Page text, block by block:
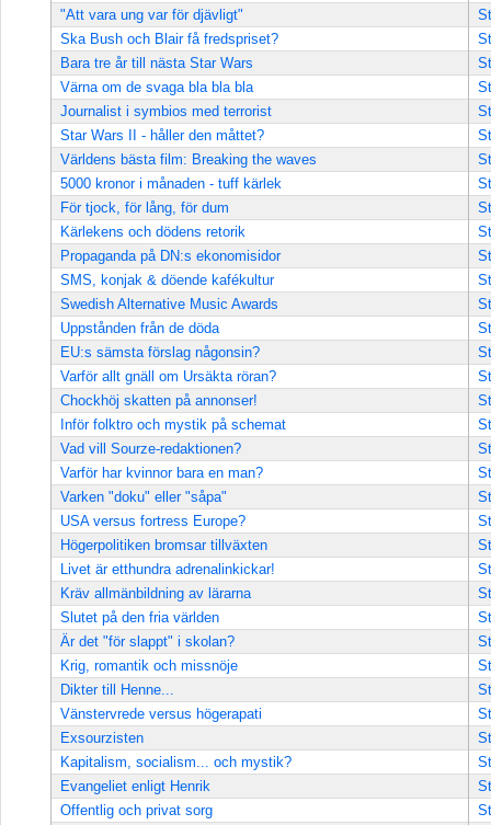
"Att vara ung var för djävligt"
Ska Bush och Blair få fredspriset?
Bara tre år till nästa Star Wars
Värna om de svaga bla bla bla
Journalist i symbios med terrorist
Star Wars II - håller den måttet?
Världens bästa film: Breaking the waves
5000 kronor i månaden - tuff kärlek
För tjock, för lång, för dum
Kärlekens och dödens retorik
Propaganda på DN:s ekonomisidor
SMS, konjak & döende kafékultur
Swedish Alternative Music Awards
Uppstånden från de döda
EU:s sämsta förslag någonsin?
Varför allt gnäll om Ursäkta röran?
Chockhöj skatten på annonser!
Inför folktro och mystik på schemat
Vad vill Sourze-redaktionen?
Varför har kvinnor bara en man?
Varken "doku" eller "såpa"
USA versus fortress Europe?
Högerpolitiken bromsar tillväxten
Livet är etthundra adrenalinkickar!
Kräv allmänbildning av lärarna
Slutet på den fria världen
Är det "för slappt" i skolan?
Krig, romantik och missnöje
Dikter till Henne...
Vänstervrede versus högerapati
Exsourzisten
Kapitalism, socialism... och mystik?
Evangeliet enligt Henrik
Offentlig och privat sorg